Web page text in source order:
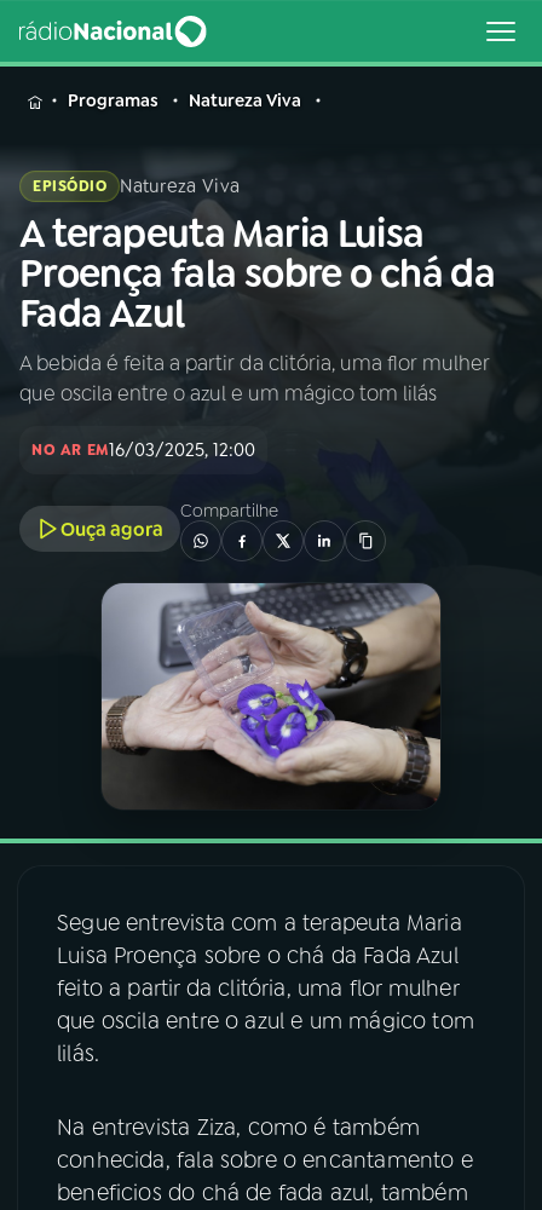
MENU
Buscar
na
Rádio
Nacional
Buscar
AO VIVO
INÍCIO
A RÁDIO
PROGRAMAÇÃO
PROGRAMAS
PODCASTS
06VIDEOCASTS
07 ÚLTIMAS
08FESTIVAL DE MÚSICA
YouTube Facebook
Instagram X
Programas Natureza Viva
EPISÓDIO Natureza Viva
A terapeuta Maria Luisa
Proença fala sobre o chá da
Fada Azul
A bebida é feita a partir da clitória, uma flor mulher
que oscila entre o azul e um mágico tom lilás
NO AR EM16/03/2025, 12:00
Ouça agora
Compartilhe
Segue entrevista com a terapeuta Maria
Luisa Proença sobre o chá da Fada Azul
feito a partir da clitória, uma flor mulher
que oscila entre o azul e um mágico tom
lilás.
Na entrevista Ziza, como é também
conhecida, fala sobre o encantamento e
beneficios do chá de fada azul, também